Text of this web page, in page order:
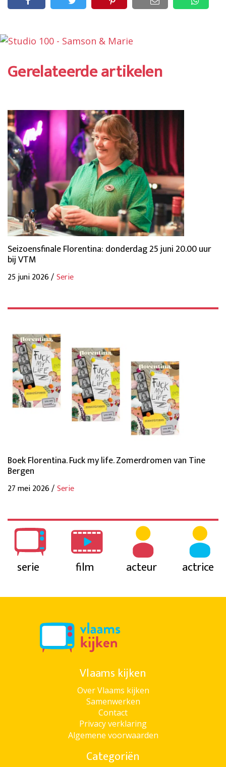
Gerelateerde artikelen
Seizoensfinale Florentina: donderdag 25 juni 20.00 uur
bij VTM
25 juni 2026 /Serie
Boek Florentina. Fuck my life. Zomerdromen van Tine
Bergen
27 mei 2026 /Serie
serie film acteur actrice
Vlaams kijken
Over Vlaams kijken
Samenwerken
Contact
Privacy verklaring
Algemene voorwaarden
Categoriën